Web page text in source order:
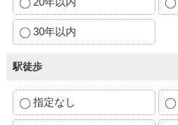
30年以内
駅徒歩
指定なし